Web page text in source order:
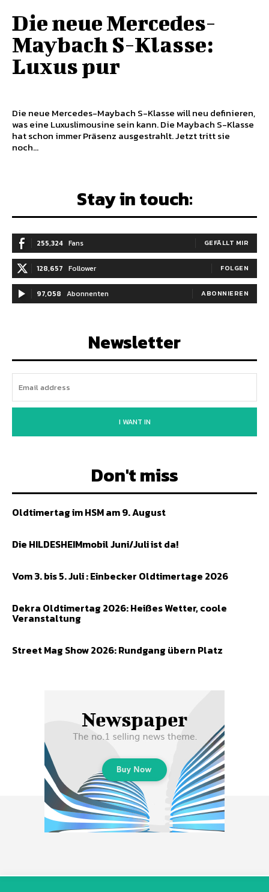
Die neue Mercedes-
Maybach S-Klasse:
Luxus pur
Die neue Mercedes-Maybach S-Klasse will neu definieren,
was eine Luxuslimousine sein kann. Die Maybach S-Klasse
hat schon immer Präsenz ausgestrahlt. Jetzt tritt sie
noch...
Stay in touch:
255,324 Fans GEFÄLLT MIR
128,657 Follower FOLGEN
97,058 Abonnenten ABONNIEREN
Newsletter
I WANT IN
Don't miss
Oldtimertag im HSM am 9. August
Die HILDESHEIMmobil Juni/Juli ist da!
Vom 3. bis 5. Juli : Einbecker Oldtimertage 2026
Dekra Oldtimertag 2026: Heißes Wetter, coole
Veranstaltung
Street Mag Show 2026: Rundgang übern Platz